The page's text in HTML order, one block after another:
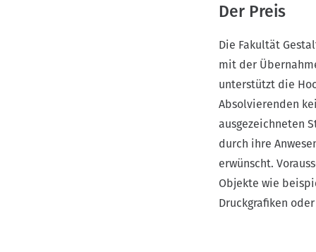
Der Preis
Die Fakultät
mit der
unterstützt die
Absolvierenden
ausgezeichneten
durch ihre
erwünscht.
Objekte wie
Druckgrafiken